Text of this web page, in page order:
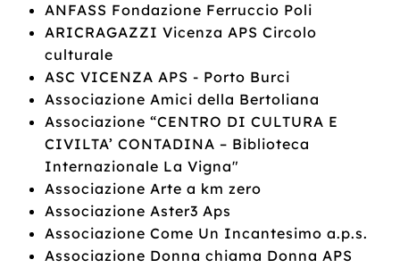
ANFASS Fondazione Ferruccio Poli
ARICRAGAZZI Vicenza APS Circolo
culturale
ASC VICENZA APS - Porto Burci
Associazione Amici della Bertoliana
Associazione “CENTRO DI CULTURA E
CIVILTA’ CONTADINA – Biblioteca
Internazionale La Vigna"
Associazione Arte a km zero
Associazione Aster3 Aps
Associazione Come Un Incantesimo a.p.s.
Associazione Donna chiama Donna APS